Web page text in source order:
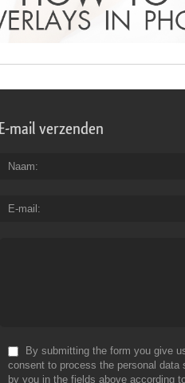
E-mail verzenden
Naam
E-mail
By submitting the form you give
consent to process the personal data
by you in the fields above according